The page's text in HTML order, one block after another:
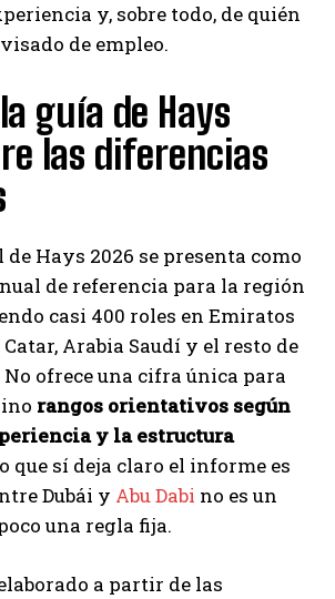
y, sobre todo, de quién
de empleo.
guía de Hays
las diferencias
Hays 2026 se presenta como
de referencia para la región
casi 400 roles en Emiratos
Arabia Saudí y el resto de
No ofrece una cifra única para
rangos orientativos según
y la estructura
que sí deja claro el informe es
Dubái y Abu Dabi no es un
una regla fija.
a partir de las